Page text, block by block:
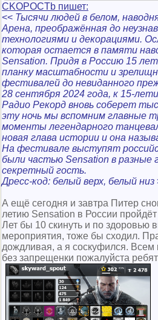
CKOPOCTb пишет:
<< Тысячи людей в белом,
Арена, преображённая до
технологиями и декорациями.
которая остается в памяти
Sensation. Придя в Россию 15
планку масштабности и
фестивалей до невиданного
28 сентября 2024 года, к 15-
Радио Рекорд вновь соберет
эту ночь мы вспомним главные
моменты легендарного
новая глава истории и она
На фестивале выступят
были частью Sensation в разные
секретный гость.
Дресс-код: белый верх, белый низ
А ещё сегодня и завтра Питер
летию Sensation в России
Лет бы 10 скинуть и по здоровью
мероприятия, тоже бы сходил.
дождливая, а я соскуфился. Всем
без запрещенки пожалуйста ребят